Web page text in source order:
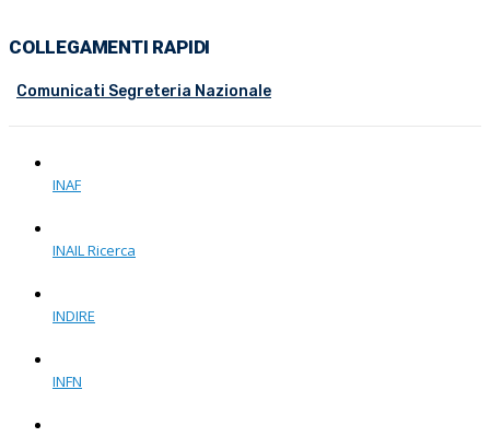
COLLEGAMENTI RAPIDI
Comunicati Segreteria Nazionale
INAF
INAIL Ricerca
INDIRE
INFN